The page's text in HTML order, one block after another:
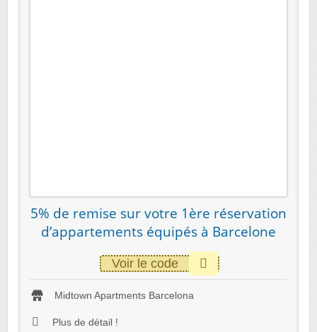
5% de remise sur votre 1ère réservation
d’appartements équipés à Barcelone
Voir le code
Midtown Apartments Barcelona
Plus de détail !